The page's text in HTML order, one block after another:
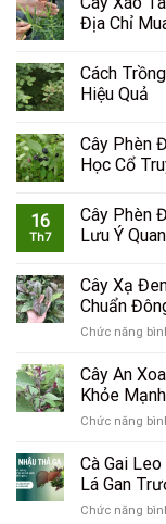
Địa Chỉ
Cách
Hiệu Quả
Cây Phèn
Học Cổ
16
Th7
Cây Phèn
Lưu Ý
Cây Xạ
Chuẩn
Chức năng
Cây An
Khỏe
Chức năng
Cà Gai
Lá Gan
Chức năng